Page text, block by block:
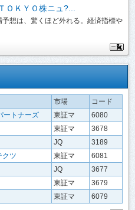
ＯＫＹＯ株ニュ?...
想は、驚くほど外れる。経済指標や
市場
コード
ートナーズ 東証マ
6080
東証マ
3678
JQ
3189
クツ 東証マ
6081
JQ
3677
東証マ
3679
東証マ 6079